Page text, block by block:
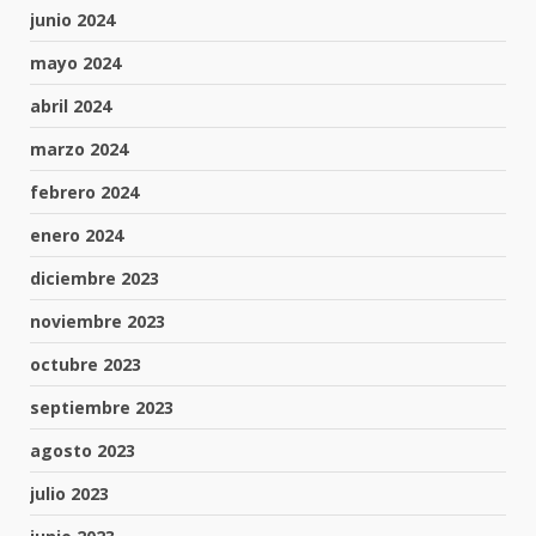
junio 2024
mayo 2024
abril 2024
marzo 2024
febrero 2024
enero 2024
diciembre 2023
noviembre 2023
octubre 2023
septiembre 2023
agosto 2023
julio 2023